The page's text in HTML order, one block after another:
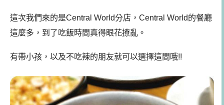
這次我們來的是Central World分店，Central World的餐廳
這麼多，到了吃飯時間真得眼花撩亂。
有帶小孩，以及不吃辣的朋友就可以選擇這間哦!!